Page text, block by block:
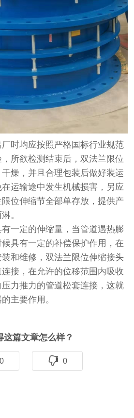
时均应按照严格国标行业规范
所欲检测结束后，双法兰限位
燥，并且合理包装后做好装运
运输途中发生机械损害，另应
位伸缩节全部单存放，提供产
。
一定的伸缩量，当管道遇热膨
具有一定的补偿保护作用，在
和维修，双法兰限位伸缩接头
接，在允许的位移范围内吸收
力推力的管道松套连接，这就
主要作用。
这篇文章怎么样？
0 0